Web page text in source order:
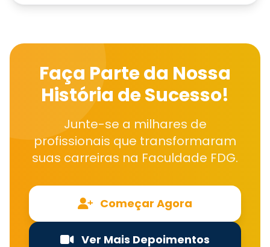
Faça Parte da Nossa
História de Sucesso!
Junte-se a milhares de
profissionais que transformaram
suas carreiras na Faculdade FDG.
Começar Agora